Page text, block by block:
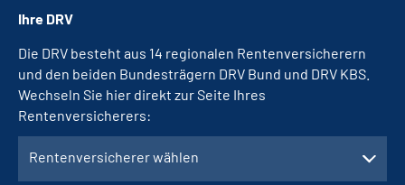
Ihre DRV
Die DRV besteht aus 14 regionalen Rentenversicherern
und den beiden Bundesträgern DRV Bund und DRV KBS.
Wechseln Sie hier direkt zur Seite Ihres
Rentenversicherers:
Rentenversicherer wählen